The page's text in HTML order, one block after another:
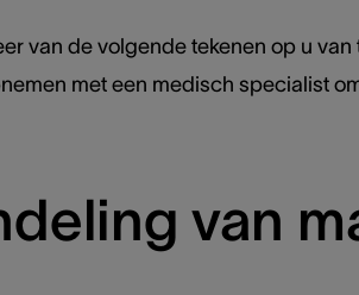
van de volgende tekenen op u
met een medisch specialist
van